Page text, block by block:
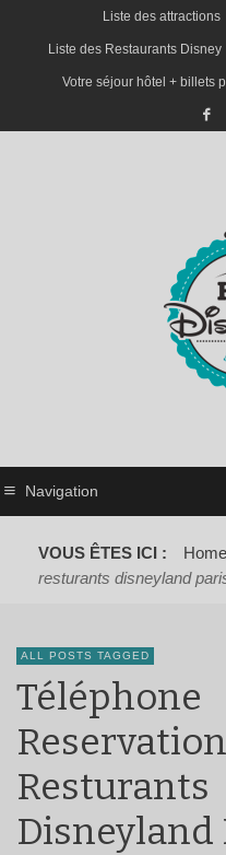
Liste des attractions
Liste des Restaurants Disney
Votre séjour hôtel + billets
Navigation
VOUS ÊTES ICI : Home
resturants disneyland
ALL POSTS TAGGED
Téléphone
Reservation
Resturants
Disneyland